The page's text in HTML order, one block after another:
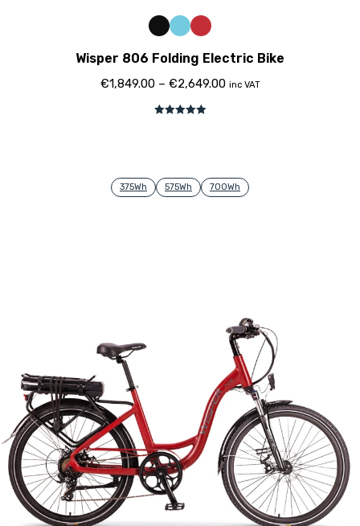
Wisper 806 Folding Electric Bike
€1,849.00– €2,649.00 inc VAT
375Wh 575Wh 700Wh